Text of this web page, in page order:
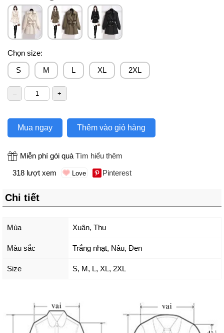
Chọn size:
S
M L XL 2XL
Mua ngay Thêm vào giỏ hàng
Miễn phí gói quà Tìm hiểu thêm
318 lượt xem
Pinterest
Chi tiết
Mùa Xuân, Thu
Màu sắc Trắng nhạt, Nâu, Đen
Size S, M, L, XL, 2XL